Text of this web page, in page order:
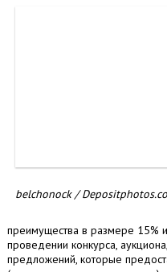
belchonock /
преимущества в размере 15%
проведении конкурса,
предложений, которые